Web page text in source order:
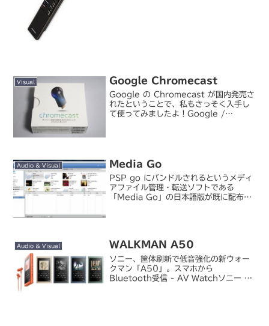
Visual Google Chromecast
Google の Chromecast が国内発売さ
れたということで、私もさっそく入手し
て使ってみましたよ！Google /
Audio & Visual Media Go
PSP go にバンドルされるというメディ
アファイル管理・転送ソフトである
「Media Go」の日本語版が既に配布開
Audio & Visual WALKMAN A50
ソニー、筐体刷新で低音強化の新ウォー
クマン「A50」。スマホから
Bluetooth受信 - AV Watchソニー /